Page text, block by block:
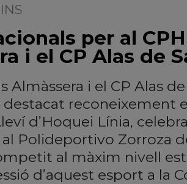
per al
i el CP Alas de
Almàssera i el CP Alas
reconeixement
d’Hoquei Línia,
Polideportivo Zorroza
al màxim nivell
d’aquest esport a la